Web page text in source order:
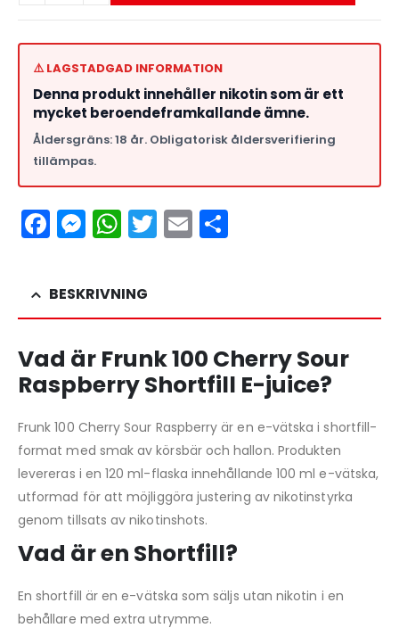
⚠️ LAGSTADGAD INFORMATION
Denna produkt innehåller nikotin som är ett
mycket beroendeframkallande ämne.
Åldersgräns: 18 år. Obligatorisk åldersverifiering
tillämpas.
Facebook
Messenger
WhatsApp
Twitter
Email
BESKRIVNING
Vad är Frunk 100 Cherry Sour
Raspberry Shortfill E-juice?
Frunk 100 Cherry Sour Raspberry är en e-vätska i shortfill-
format med smak av körsbär och hallon. Produkten
levereras i en 120 ml-flaska innehållande 100 ml e-vätska,
utformad för att möjliggöra justering av nikotinstyrka
genom tillsats av nikotinshots.
Vad är en Shortfill?
En shortfill är en e-vätska som säljs utan nikotin i en
behållare med extra utrymme.